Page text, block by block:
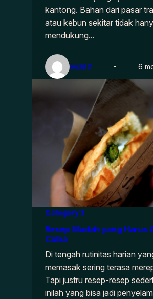
kantong. Bahan dari pasar
atau kebun sekitar tidak
mendukung…
wcbl2 6
Category 3
Resep Mudah yang Harus
Coba
Di tengah rutinitas harian
memasak sering terasa
Tapi justru resep-resep
inilah yang bisa jadi